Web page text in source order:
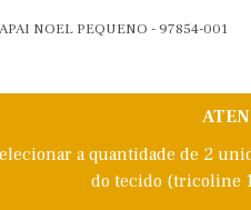
NOEL PEQUENO - 97854-001
a quantidade de 2
do tecido (tricoline